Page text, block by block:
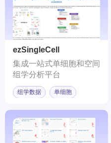
ezSingleCell
集成一站式单细胞和空间
组学分析平台
组学数据 单细胞